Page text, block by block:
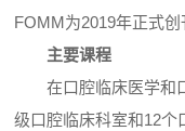
FOMM为2019年正式创
主要课程
在口腔临床医学和
级口腔临床科室和12个